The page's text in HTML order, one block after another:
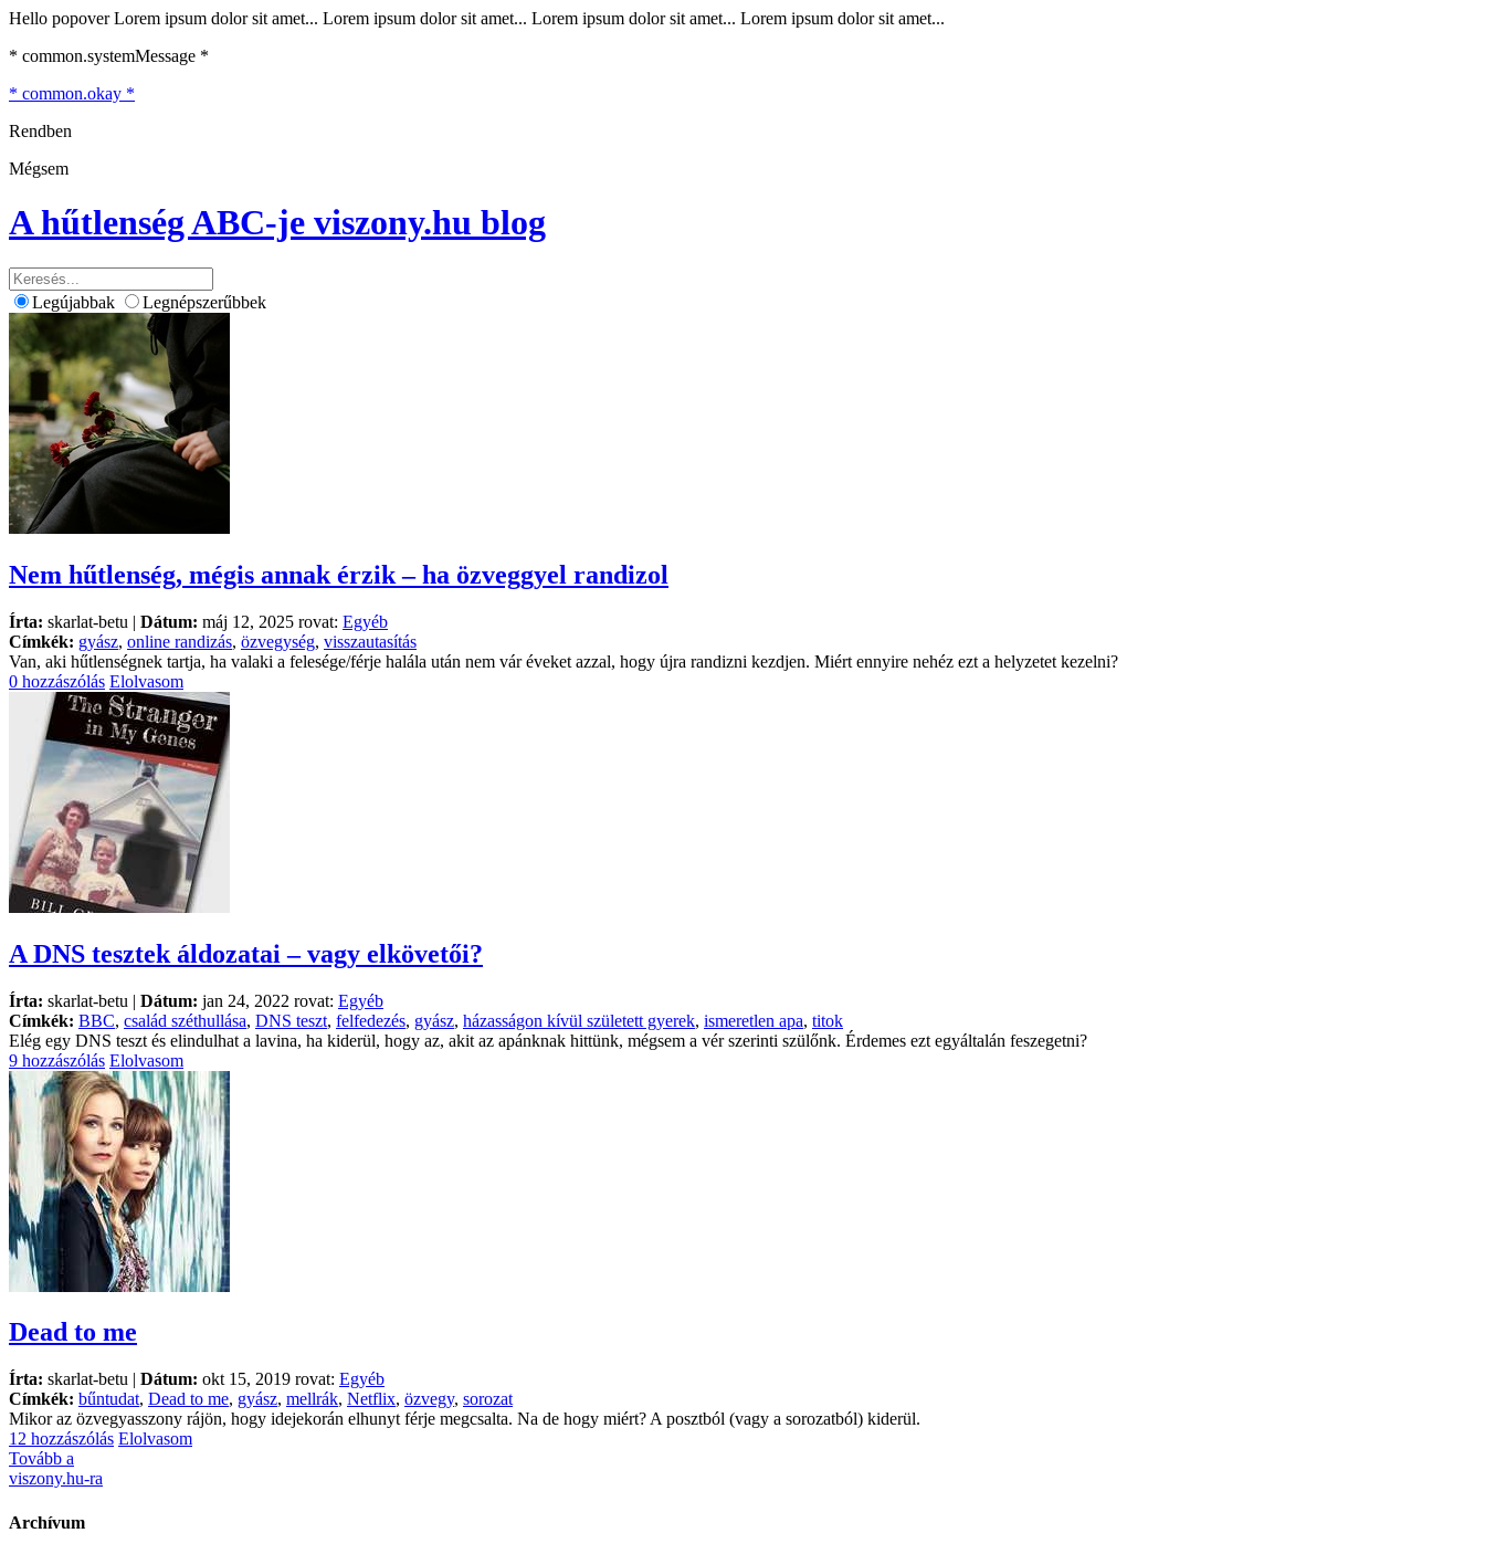
Hello popover Lorem ipsum dolor sit amet... Lorem ipsum dolor sit amet... Lorem ipsum dolor sit amet... Lorem ipsum dolor sit amet...
* common.systemMessage *
* common.okay *
Rendben
Mégsem
A hűtlenség ABC-je viszony.hu blog
Legújabbak Legnépszerűbbek
Nem hűtlenség, mégis annak érzik – ha özveggyel randizol
Írta: skarlat-betu | Dátum: máj 12, 2025 rovat: Egyéb
Címkék: gyász, online randizás, özvegység, visszautasítás
Van, aki hűtlenségnek tartja, ha valaki a felesége/férje halála után nem vár éveket azzal, hogy újra randizni kezdjen. Miért ennyire nehéz ezt a helyzetet kezelni?
0 hozzászólás Elolvasom
A DNS tesztek áldozatai – vagy elkövetői?
Írta: skarlat-betu | Dátum: jan 24, 2022 rovat: Egyéb
Címkék: BBC, család széthullása, DNS teszt, felfedezés, gyász, házasságon kívül született gyerek, ismeretlen apa, titok
Elég egy DNS teszt és elindulhat a lavina, ha kiderül, hogy az, akit az apánknak hittünk, mégsem a vér szerinti szülőnk. Érdemes ezt egyáltalán feszegetni?
9 hozzászólás Elolvasom
Dead to me
Írta: skarlat-betu | Dátum: okt 15, 2019 rovat: Egyéb
Címkék: bűntudat, Dead to me, gyász, mellrák, Netflix, özvegy, sorozat
Mikor az özvegyasszony rájön, hogy idejekorán elhunyt férje megcsalta. Na de hogy miért? A posztból (vagy a sorozatból) kiderül.
12 hozzászólás Elolvasom
Tovább a
viszony.hu-ra
Archívum